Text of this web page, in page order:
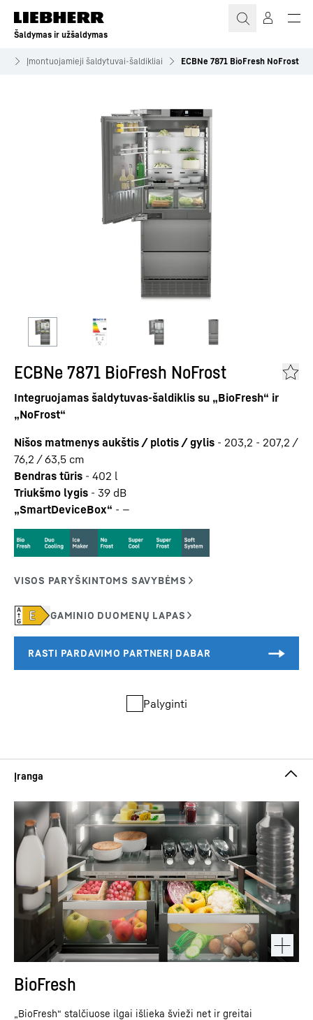
Šaldymas ir užšaldymas
Įmontuojamieji šaldytuvai-šaldikliai ECBNe 7871 BioFresh NoFrost
ECBNe 7871 BioFresh NoFrost
Integruojamas šaldytuvas-šaldiklis su „BioFresh“ ir
„NoFrost“
Nišos matmenys aukštis / plotis / gylis - 203,2 - 207,2 /
76,2 / 63,5 cm
Bendras tūris - 402 l
Triukšmo lygis - 39 dB
„SmartDeviceBox“ - —
Palyginti
BioFresh
„BioFresh“ stalčiuose ilgai išlieka švieži net ir greitai